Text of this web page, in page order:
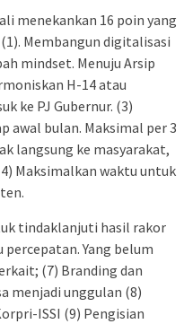
menekankan 16 poin yang
Membangun digitalisasi
mindset. Menuju Arsip
H-14 atau
ke PJ Gubernur. (3)
awal bulan. Maksimal per 3
langsung ke masyarakat,
Maksimalkan waktu untuk
tindaklanjuti hasil rakor
percepatan. Yang belum
(7) Branding dan
menjadi unggulan (8)
ISSI (9) Pengisian